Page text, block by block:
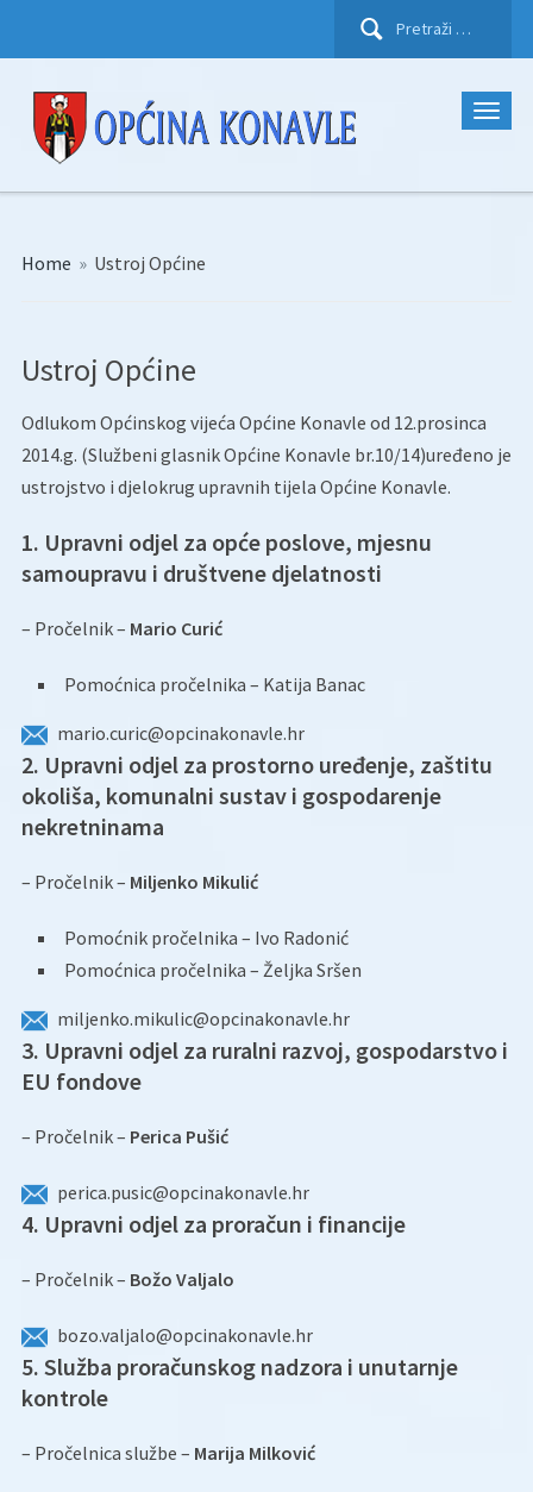
Pretraži:
Home » Ustroj Općine
Ustroj Općine
Odlukom Općinskog vijeća Općine Konavle od 12.prosinca
2014.g. (Službeni glasnik Općine Konavle br.10/14)uređeno je
ustrojstvo i djelokrug upravnih tijela Općine Konavle.
1. Upravni odjel za opće poslove, mjesnu
samoupravu i društvene djelatnosti
– Pročelnik – Mario Curić
Pomoćnica pročelnika – Katija Banac
mario.curic@opcinakonavle.hr
2. Upravni odjel za prostorno uređenje, zaštitu
okoliša, komunalni sustav i gospodarenje
nekretninama
– Pročelnik – Miljenko Mikulić
Pomoćnik pročelnika – Ivo Radonić
Pomoćnica pročelnika – Željka Sršen
miljenko.mikulic@opcinakonavle.hr
3. Upravni odjel za ruralni razvoj, gospodarstvo i
EU fondove
– Pročelnik – Perica Pušić
perica.pusic@opcinakonavle.hr
4. Upravni odjel za proračun i financije
– Pročelnik – Božo Valjalo
bozo.valjalo@opcinakonavle.hr
5. Služba proračunskog nadzora i unutarnje
kontrole
– Pročelnica službe – Marija Milković